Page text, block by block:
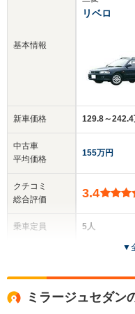
基本情報
新車価格
中古車
平均価格
クチコミ
総合評価
乗車定員
リベロ
129.8～242.4
155万円
3.4
5人
全高
1.43m～
▼
ミラージュセダン